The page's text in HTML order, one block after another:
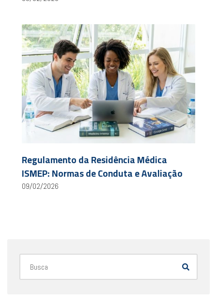
Regulamento da Residência Médica
ISMEP: Normas de Conduta e Avaliação
09/02/2026